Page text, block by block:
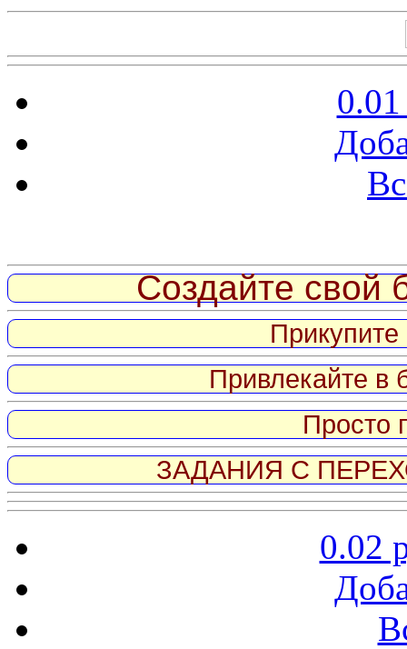
Создайте свой
Привлекайте в
Просто
ЗАДАНИЯ С
0.02